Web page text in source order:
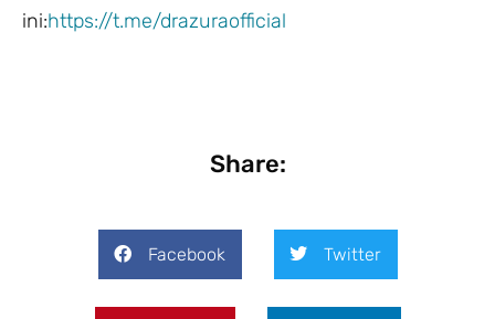
ini:https://t.me/drazuraofficial
Share:
Facebook Twitter